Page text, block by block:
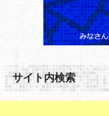
サイト内検索